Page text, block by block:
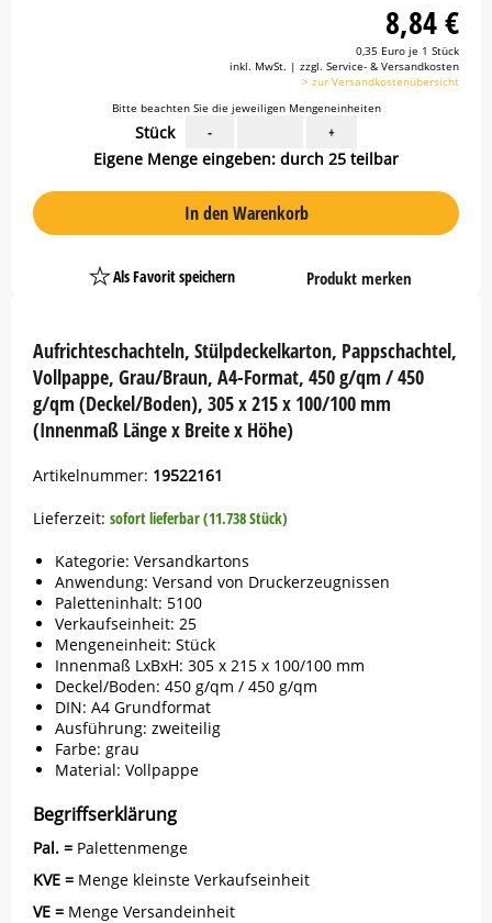
Aufrichteschachteln, Stülpdeckelkarton, Pappschachtel,
Vollpappe, Grau/Braun, A4-Format, 450 g/qm / 450
g/qm (Deckel/Boden), 305 x 215 x 100/100 mm
(Innenmaß Länge x Breite x Höhe)
Artikelnummer: 19522161
Lieferzeit: sofort lieferbar (11.738 Stück)
Kategorie: Versandkartons
Anwendung: Versand von Druckerzeugnissen
Paletteninhalt: 5100
Verkaufseinheit: 25
Mengeneinheit: Stück
Innenmaß LxBxH: 305 x 215 x 100/100 mm
Deckel/Boden: 450 g/qm / 450 g/qm
DIN: A4 Grundformat
Ausführung: zweiteilig
Farbe: grau
Material: Vollpappe
Begriffserklärung
Pal. = Palettenmenge
KVE = Menge kleinste Verkaufseinheit
VE = Menge Versandeinheit
8,84 €
0,35 Euro je 1 Stück
inkl. MwSt. | zzgl. Service- & Versandkosten
> zur Versandkostenübersicht
Bitte beachten Sie die jeweiligen Mengeneinheiten
Stück - +
Eigene Menge eingeben: durch 25 teilbar
In den Warenkorb
Als Favorit speichern
PlatzhalterProdukt merken